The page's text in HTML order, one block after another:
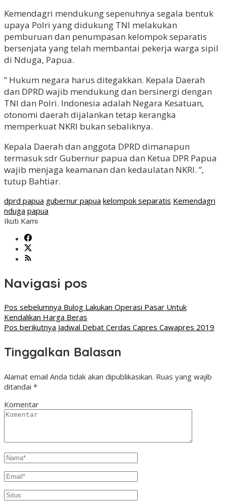
Kemendagri mendukung sepenuhnya segala bentuk
upaya Polri yang didukung TNI melakukan
pemburuan dan penumpasan kelompok separatis
bersenjata yang telah membantai pekerja warga sipil
di Nduga, Papua.
” Hukum negara harus ditegakkan. Kepala Daerah
dan DPRD wajib mendukung dan bersinergi dengan
TNI dan Polri. Indonesia adalah Negara Kesatuan,
otonomi daerah dijalankan tetap kerangka
memperkuat NKRI bukan sebaliknya.
Kepala Daerah dan anggota DPRD dimanapun
termasuk sdr Gubernur papua dan Ketua DPR Papua
wajib menjaga keamanan dan kedaulatan NKRI. ”,
tutup Bahtiar.
dprd papua gubernur papua kelompok separatis Kemendagri
nduga papua
Ikuti Kami
Navigasi pos
Pos sebelumnya Bulog Lakukan Operasi Pasar Untuk
Kendalikan Harga Beras
Pos berikutnya Jadwal Debat Cerdas Capres Cawapres 2019
Tinggalkan Balasan
Alamat email Anda tidak akan dipublikasikan. Ruas yang wajib
ditandai *
Komentar